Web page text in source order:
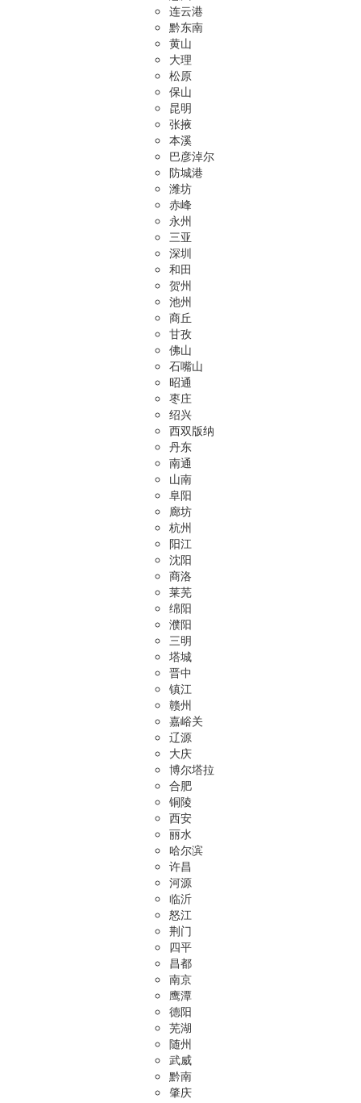
连云港
黔东南
黄山
大理
松原
保山
昆明
张掖
本溪
巴彦淖尔
防城港
潍坊
赤峰
永州
三亚
深圳
和田
贺州
池州
商丘
甘孜
佛山
石嘴山
昭通
枣庄
绍兴
西双版纳
丹东
南通
山南
阜阳
廊坊
杭州
阳江
沈阳
商洛
莱芜
绵阳
濮阳
三明
塔城
晋中
镇江
赣州
嘉峪关
辽源
大庆
博尔塔拉
合肥
铜陵
西安
丽水
哈尔滨
许昌
河源
临沂
怒江
荆门
四平
昌都
南京
鹰潭
德阳
芜湖
随州
武威
黔南
肇庆